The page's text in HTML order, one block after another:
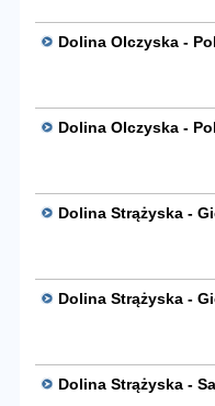
Dolina Olczyska -
Dolina Olczyska -
Dolina Strążyska -
Dolina Strążyska -
Dolina Strążyska -